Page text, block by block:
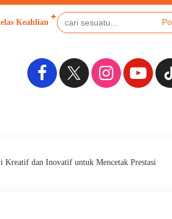
Keahlian
dan Inovatif untuk Mencetak Prestasi